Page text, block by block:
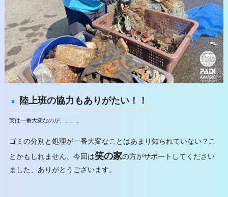
陸上班の協力もありがたい！！
実は一番大変なのが、、、、
ゴミの分別と処理が一番大変なことはあまり知られていない？こ
とかもしれません、今回は笑の家の方がサポートしてください
ました、ありがとうございます。